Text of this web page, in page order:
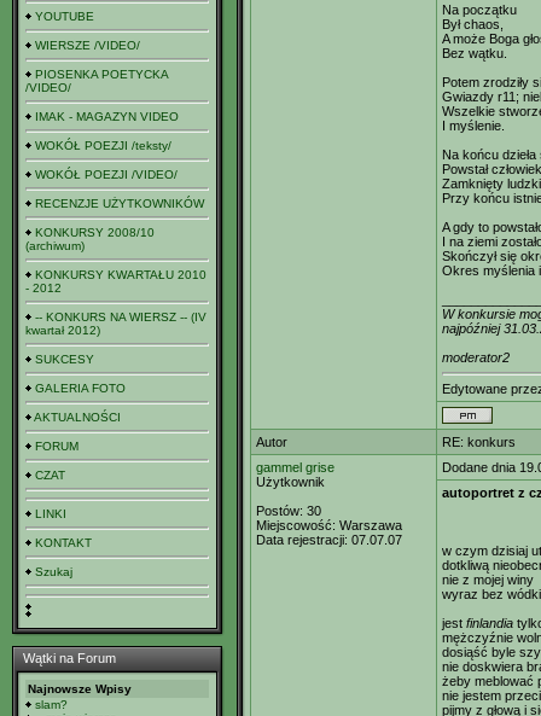
YOUTUBE
WIERSZE /VIDEO/
PIOSENKA POETYCKA
/VIDEO/
IMAK - MAGAZYN VIDEO
WOKÓŁ POEZJI /teksty/
WOKÓŁ POEZJI /VIDEO/
RECENZJE UŻYTKOWNIKÓW
KONKURSY 2008/10
(archiwum)
KONKURSY KWARTAŁU 2010
- 2012
-- KONKURS NA WIERSZ -- (IV
kwartał 2012)
SUKCESY
GALERIA FOTO
AKTUALNOŚCI
FORUM
CZAT
LINKI
KONTAKT
Szukaj
Wątki na Forum
Najnowsze Wpisy
slam?
Na początku
Był chaos,
A może Boga
Bez wątku.
Potem zrodziły
Gwiazdy r11;
Wszelkie
I myślenie.
Na końcu
Powstał
Zamknięty
Przy końcu
A gdy to
I na ziemi
Skończył się
Okres myślenia
W konkursie
najpóźniej
moderator2
Edytowane
Autor
RE: konkurs
gammel grise
Użytkownik
Postów: 30
Miejscowość: Warszawa
Data rejestracji: 07.07.07
Dodane dnia
autoportret z
w czym dzisiaj
dotkliwą
nie z mojej winy
wyraz bez
jest finlandia
mężczyźnie
dosiąść byle
nie doskwiera
żeby meblować
nie jestem
pijmy z głową i